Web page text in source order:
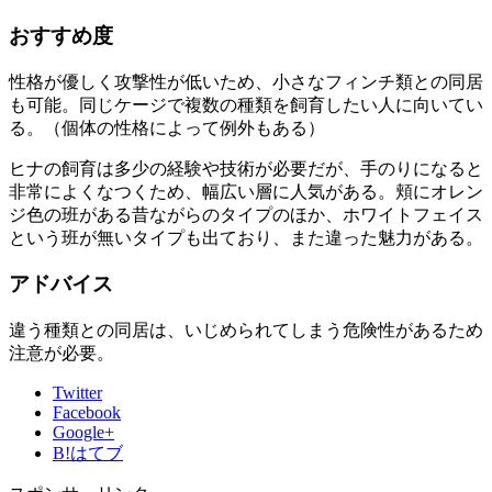
おすすめ度
性格が優しく攻撃性が低いため、小さなフィンチ類との同居
も可能。同じケージで複数の種類を飼育したい人に向いてい
る。（個体の性格によって例外もある）
ヒナの飼育は多少の経験や技術が必要だが、手のりになると
非常によくなつくため、幅広い層に人気がある。頬にオレン
ジ色の班がある昔ながらのタイプのほか、ホワイトフェイス
という班が無いタイプも出ており、また違った魅力がある。
アドバイス
違う種類との同居は、いじめられてしまう危険性があるため
注意が必要。
Twitter
Facebook
Google+
B!はてブ